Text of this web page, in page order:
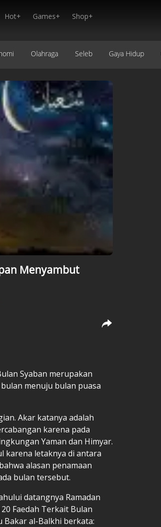
Hot+ Games+ Shop+
Olahraga Seleb Gaya Hidup
Menyambut
Syaban merupakan
menuju bulan puasa
Akar katanya adalah
karena pada
Yaman dan Himyar.
karena letaknya di antara
alasan penamaan
bulan tersebut.
datangnya Ramadan
Faedah Terkait Bulan
Bakar al-Balkhi berkata: